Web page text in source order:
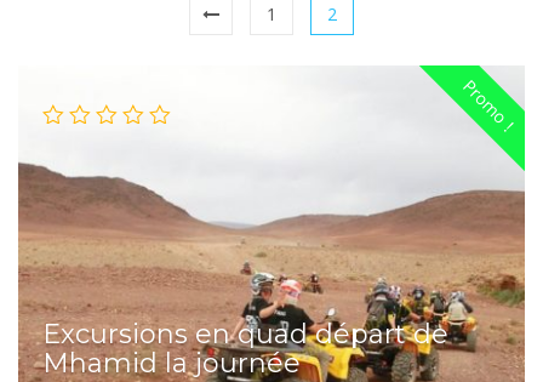
1 2
Promo !
Excursions en quad départ de
Mhamid la journée